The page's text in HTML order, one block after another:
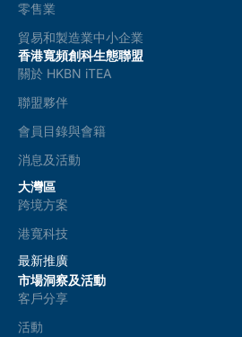
零售業
貿易和製造業中小企業
香港寬頻創科生態聯盟
關於 HKBN iTEA
聯盟夥伴
會員目錄與會籍
消息及活動
大灣區
跨境方案
港寬科技
最新推廣
市場洞察及活動
客戶分享
活動